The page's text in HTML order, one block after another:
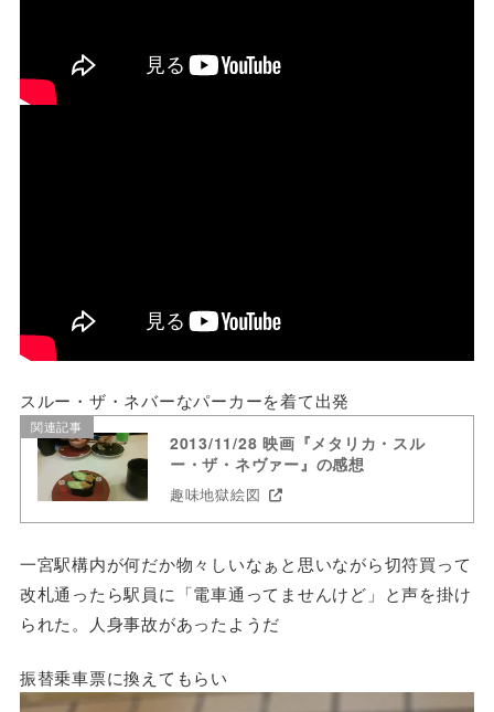
スルー・ザ・ネバーなパーカーを着て出発
関連記事
2013/11/28 映画『メタリカ・スル
ー・ザ・ネヴァー』の感想
趣味地獄絵図
一宮駅構内が何だか物々しいなぁと思いながら切符買って
改札通ったら駅員に「電車通ってませんけど」と声を掛け
られた。人身事故があったようだ
振替乗車票に換えてもらい